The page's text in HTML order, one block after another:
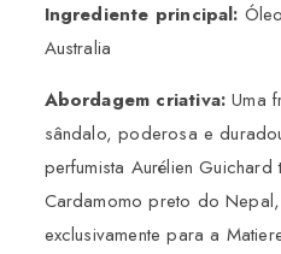
Ingrediente principal:
Australia
Abordagem criativa:Uma
sândalo, poderosa e
perfumista Aurélien
Cardamomo preto do
exclusivamente para a